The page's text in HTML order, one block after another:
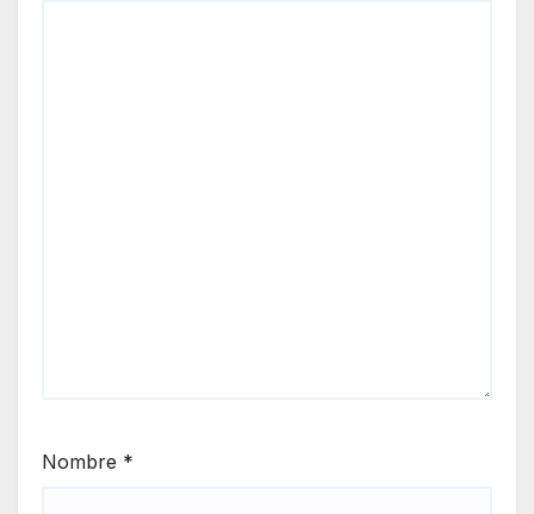
Nombre *